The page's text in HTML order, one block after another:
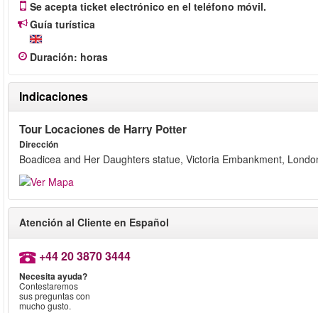
Se acepta ticket electrónico en el teléfono móvil.
Guía turística
Duración: horas
Indicaciones
Tour Locaciones de Harry Potter
Dirección
Boadicea and Her Daughters statue, Victoria Embankment,
Atención al Cliente en Español
+44 20 3870 3444
Necesita ayuda?
Contestaremos
sus preguntas con
mucho gusto.